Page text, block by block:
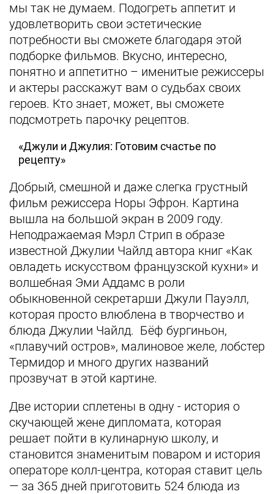
мы так не думаем. Подогреть аппетит и
удовлетворить свои эстетические
потребности вы сможете благодаря этой
подборке фильмов. Вкусно, интересно,
понятно и аппетитно – именитые режиссеры
и актеры расскажут вам о судьбах своих
героев. Кто знает, может, вы сможете
подсмотреть парочку рецептов.
«Джули и Джулия: Готовим счастье по
рецепту»
Добрый, смешной и даже слегка грустный
фильм режиссера Норы Эфрон. Картина
вышла на большой экран в 2009 году.
Неподражаемая Мэрл Стрип в образе
известной Джулии Чайлд автора книг «Как
овладеть искусством французской кухни» и
волшебная Эми Аддамс в роли
обыкновенной секретарши Джули Пауэлл,
которая просто влюблена в творчество и
блюда Джулии Чайлд. Бёф бургиньон,
«плавучий остров», малиновое желе, лобстер
Термидор и много других названий
прозвучат в этой картине.
Две истории сплетены в одну - история о
скучающей жене дипломата, которая
решает пойти в кулинарную школу, и
становится знаменитым поваром и история
операторе колл-центра, которая ставит цель
— за 365 дней приготовить 524 блюда из